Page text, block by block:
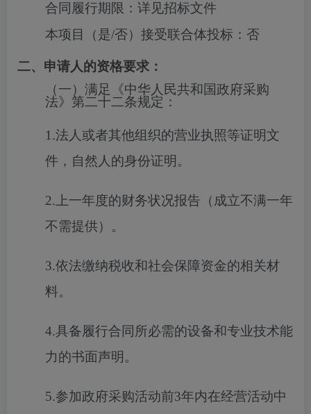
合同履行期限： 详见招标文件
本项目（是/否）接受联合体投标： 否
二、申请人的资格要求：
（一）满足《中华人民共和国政府采购
法》第二十二条规定：
1.法人或者其他组织的营业执照等证明文
件，自然人的身份证明。
2.上一年度的财务状况报告（成立不满一年
不需提供）。
3.依法缴纳税收和社会保障资金的相关材
料。
4.具备履行合同所必需的设备和专业技术能
力的书面声明。
5.参加政府采购活动前3年内在经营活动中